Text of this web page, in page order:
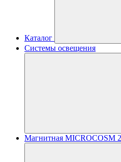
Каталог
Системы освещения
Магнитная MICROCOSM